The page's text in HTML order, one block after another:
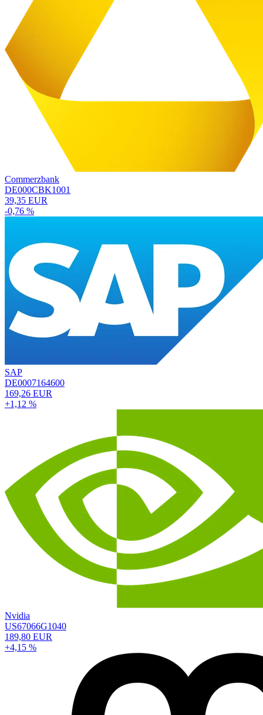
Commerzbank
DE000CBK1001
39,35 EUR
-0,76 %
SAP
DE0007164600
169,26 EUR
+1,12 %
Nvidia
US67066G1040
189,80 EUR
+4,15 %